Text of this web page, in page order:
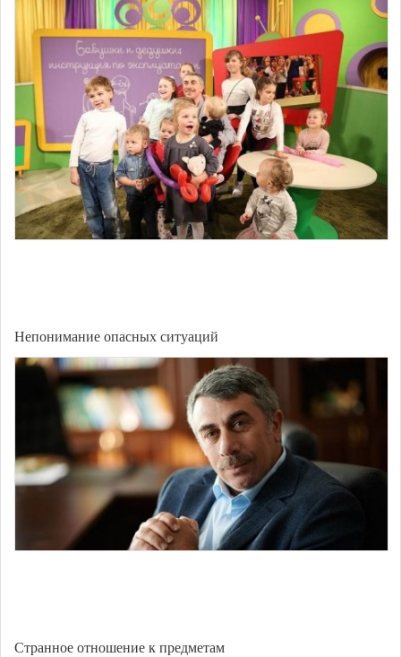
Непонимание опасных ситуаций
Странное отношение к предметам